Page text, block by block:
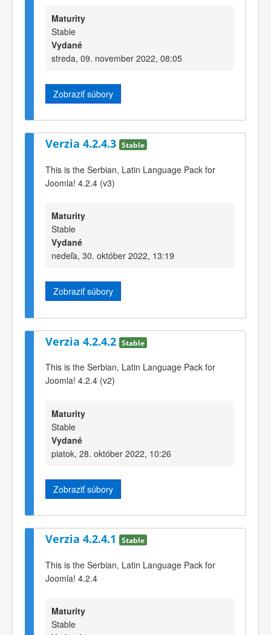
Maturity
Stable
Vydané
streda, 09. november 2022, 08:05
Zobraziť súbory
Verzia 4.2.4.3 Stable
This is the Serbian, Latin Language Pack for
Joomla! 4.2.4 (v3)
Maturity
Stable
Vydané
nedeľa, 30. október 2022, 13:19
Zobraziť súbory
Verzia 4.2.4.2 Stable
This is the Serbian, Latin Language Pack for
Joomla! 4.2.4 (v2)
Maturity
Stable
Vydané
piatok, 28. október 2022, 10:26
Zobraziť súbory
Verzia 4.2.4.1 Stable
This is the Serbian, Latin Language Pack for
Joomla! 4.2.4
Maturity
Stable